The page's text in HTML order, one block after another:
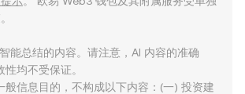
能总结的内容。请注意，AI 内容的准确
均不受保证。
般信息目的，不构成以下内容：(一) 投资建